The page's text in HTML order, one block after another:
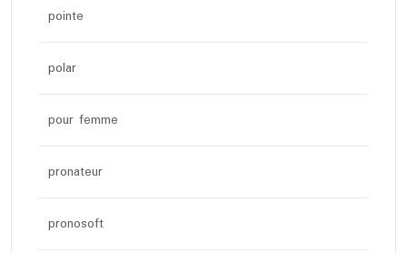
pointe
polar
pour femme
pronateur
pronosoft